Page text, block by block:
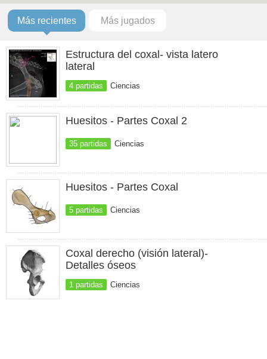
Más recientes Más jugados
Estructura del coxal- vista latero
lateral
4 partidas Ciencias
Huesitos - Partes Coxal 2
35 partidas Ciencias
Huesitos - Partes Coxal
5 partidas Ciencias
Coxal derecho (visión lateral)-
Detalles óseos
1 partidas Ciencias